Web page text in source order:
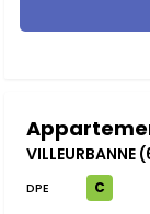
VILLEURBANNE
DPE C